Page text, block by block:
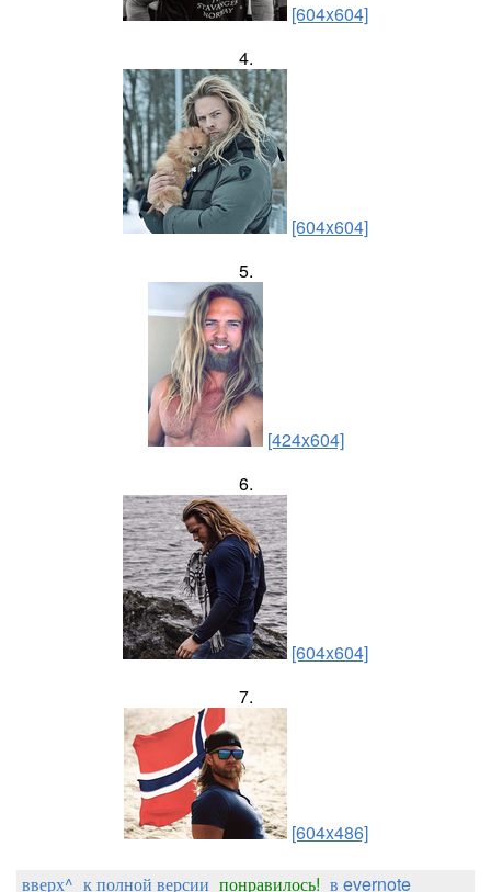
[604x604]
4.
[604x604]
5.
[424x604]
6.
[604x604]
7.
[604x486]
вверх^ к полной версии понравилось! в evernote